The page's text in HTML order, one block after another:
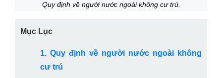
Quy định về người nước ngoài không cư trú.
Mục Lục
1. Quy định về người nước ngoài không
cư trú